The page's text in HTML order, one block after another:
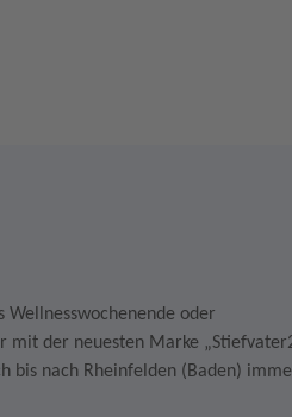
oder
der neuesten Marke
bis nach Rheinfelden (Baden)